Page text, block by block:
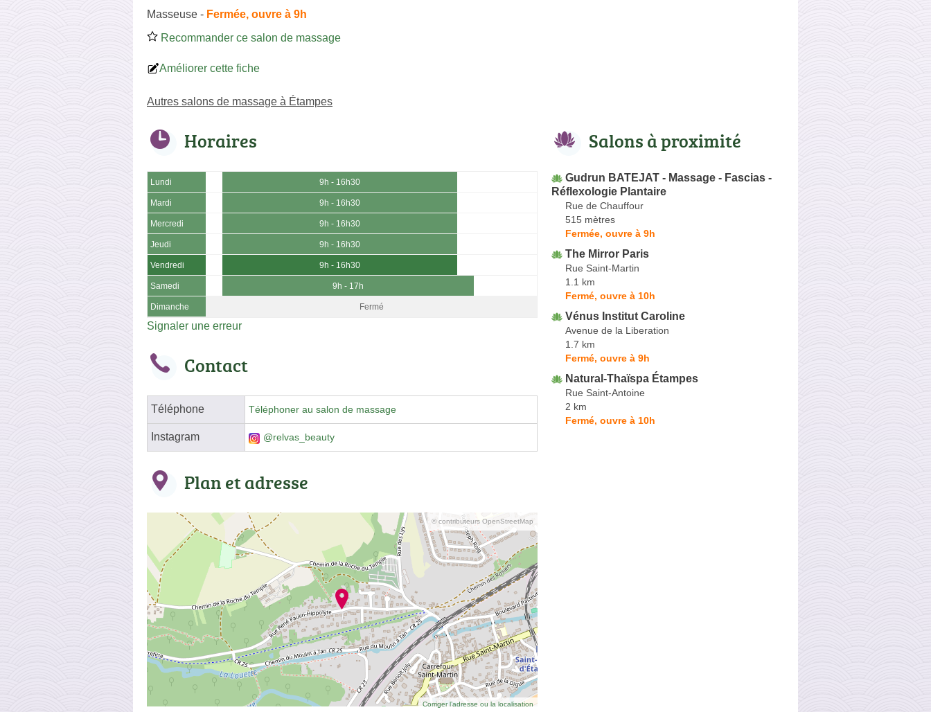
Masseuse - Fermée, ouvre à 9h
Recommander ce salon de massage
Améliorer cette fiche
Autres salons de massage à Étampes
Horaires
Lundi 9h - 16h30
Mardi 9h - 16h30
Mercredi 9h - 16h30
Jeudi 9h - 16h30
Vendredi 9h - 16h30
Samedi 9h - 17h
Dimanche Fermé
Signaler une erreur
Contact
Téléphone Téléphoner au salon de massage
Instagram @relvas_beauty
Plan et adresse
© contributeurs OpenStreetMap
Corriger l’adresse ou la localisation
Salons à proximité
Gudrun BATEJAT - Massage - Fascias -
Réflexologie Plantaire
Rue de Chauffour
515 mètres
Fermée, ouvre à 9h
The Mirror Paris
Rue Saint-Martin
1.1 km
Fermé, ouvre à 10h
Vénus Institut Caroline
Avenue de la Liberation
1.7 km
Fermé, ouvre à 9h
Natural-Thaïspa Étampes
Rue Saint-Antoine
2 km
Fermé, ouvre à 10h